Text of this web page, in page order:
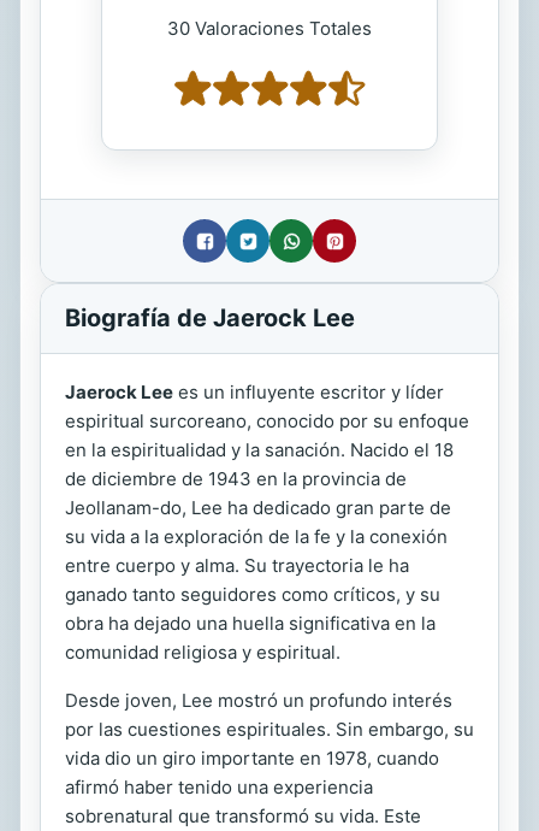
30 Valoraciones Totales
Biografía de Jaerock Lee
Jaerock Lee es un influyente escritor y líder
espiritual surcoreano, conocido por su enfoque
en la espiritualidad y la sanación. Nacido el 18
de diciembre de 1943 en la provincia de
Jeollanam-do, Lee ha dedicado gran parte de
su vida a la exploración de la fe y la conexión
entre cuerpo y alma. Su trayectoria le ha
ganado tanto seguidores como críticos, y su
obra ha dejado una huella significativa en la
comunidad religiosa y espiritual.
Desde joven, Lee mostró un profundo interés
por las cuestiones espirituales. Sin embargo, su
vida dio un giro importante en 1978, cuando
afirmó haber tenido una experiencia
sobrenatural que transformó su vida. Este